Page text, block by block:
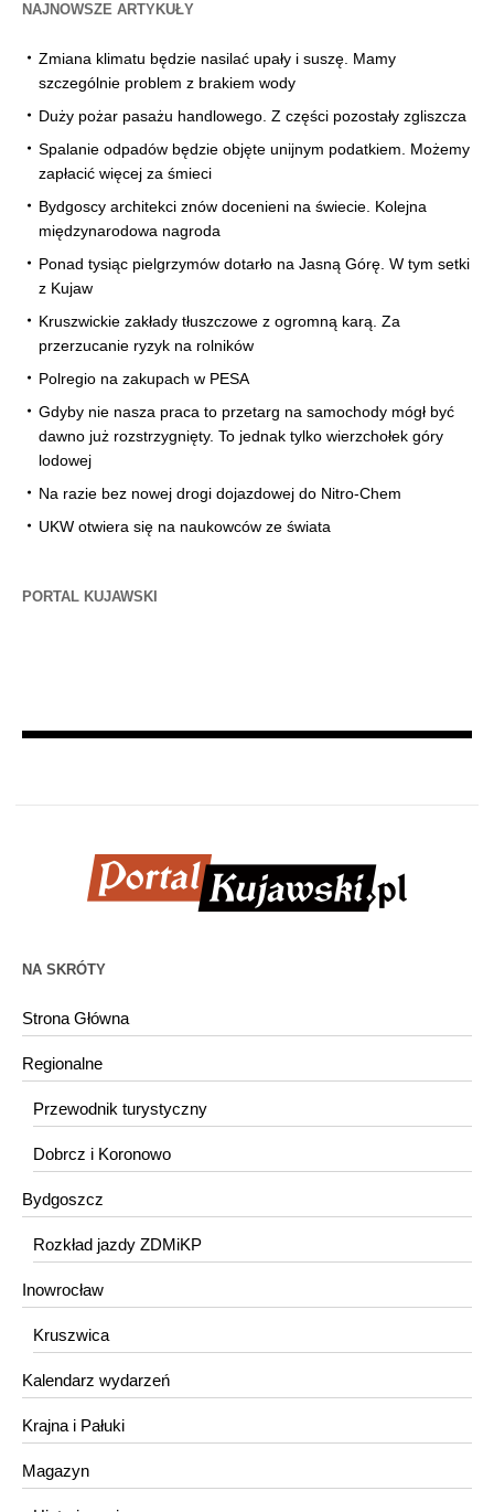
NAJNOWSZE ARTYKUŁY
Zmiana klimatu będzie nasilać upały i suszę. Mamy
szczególnie problem z brakiem wody
Duży pożar pasażu handlowego. Z części pozostały zgliszcza
Spalanie odpadów będzie objęte unijnym podatkiem. Możemy
zapłacić więcej za śmieci
Bydgoscy architekci znów docenieni na świecie. Kolejna
międzynarodowa nagroda
Ponad tysiąc pielgrzymów dotarło na Jasną Górę. W tym setki
z Kujaw
Kruszwickie zakłady tłuszczowe z ogromną karą. Za
przerzucanie ryzyk na rolników
Polregio na zakupach w PESA
Gdyby nie nasza praca to przetarg na samochody mógł być
dawno już rozstrzygnięty. To jednak tylko wierzchołek góry
lodowej
Na razie bez nowej drogi dojazdowej do Nitro-Chem
UKW otwiera się na naukowców ze świata
PORTAL KUJAWSKI
NA SKRÓTY
Strona Główna
Regionalne
Przewodnik turystyczny
Dobrcz i Koronowo
Bydgoszcz
Rozkład jazdy ZDMiKP
Inowrocław
Kruszwica
Kalendarz wydarzeń
Krajna i Pałuki
Magazyn